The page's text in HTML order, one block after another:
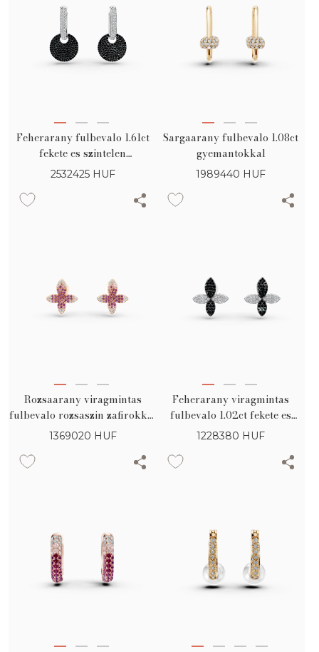
Feherarany fulbevalo 1.61ct
fekete es szintelen
gyemantokkal
2532425 HUF
Sargaarany fulbevalo 1.08ct
gyemantokkal
1989440 HUF
Rozsaarany viragmintas
fulbevalo rozsaszin zafirokkal
es 1.14ct gyemantokkal
1369020 HUF
Feherarany viragmintas
fulbevalo 1.02ct fekete es
szintelen gyemantokkal
1228380 HUF